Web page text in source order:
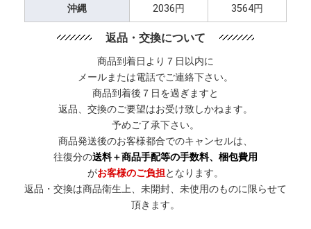
沖縄 2036円 3564円
返品・交換について
商品到着日より７日以内に
メールまたは電話でご連絡下さい。
商品到着後７日を過ぎますと
返品、交換のご要望はお受け致しかねます。
予めご了承下さい。
商品発送後のお客様都合でのキャンセルは、
往復分の送料＋商品手配等の手数料、梱包費用
がお客様のご負担となります。
返品・交換は商品衛生上、未開封、未使用のものに限らせて
頂きます。